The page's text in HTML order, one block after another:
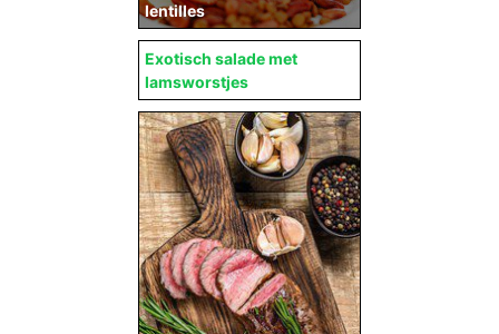
lentilles
Exotisch salade met
lamsworstjes